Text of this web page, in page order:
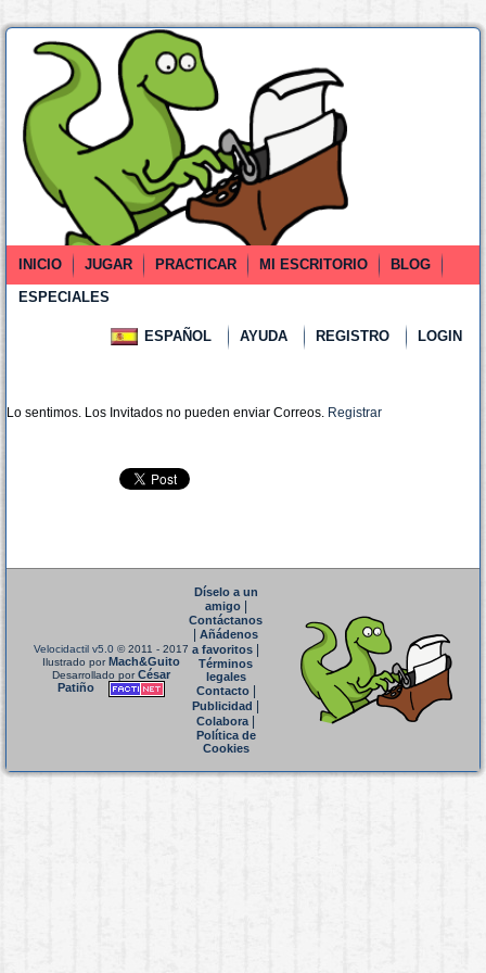
INICIO JUGAR PRACTICAR MI ESCRITORIO
BLOG
ESPECIALES
ESPAÑOL AYUDA REGISTRO LOGIN
Lo sentimos. Los Invitados no pueden enviar Correos. Registrar
Velocidactil v5.0 © 2011 - 2017
Ilustrado porMach&Guito
Desarrollado porCésar
Patiño
Díselo a un
amigo|
Contáctanos
Añádenos
a favoritos
Términos
legales
Contacto|
Publicidad
Colabora|
Política de
Cookies